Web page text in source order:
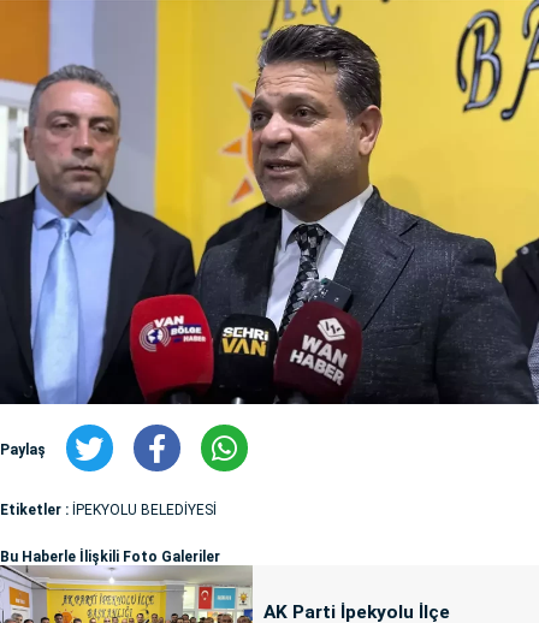
Paylaş
Etiketler : İPEKYOLU BELEDİYESİ
Bu Haberle İlişkili Foto Galeriler
AK Parti İpekyolu İlçe